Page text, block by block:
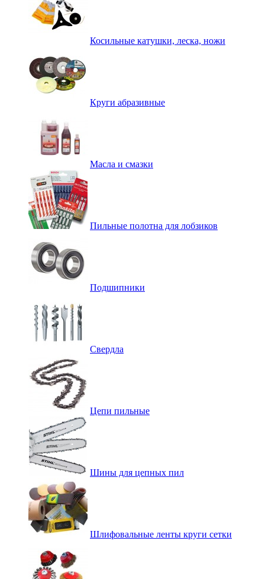
Косильные катушки, леска, ножи
Круги абразивные
Масла и смазки
Пильные полотна для лобзиков
Подшипники
Свердла
Цепи пильные
Шины для цепных пил
Шлифовальные ленты круги сетки